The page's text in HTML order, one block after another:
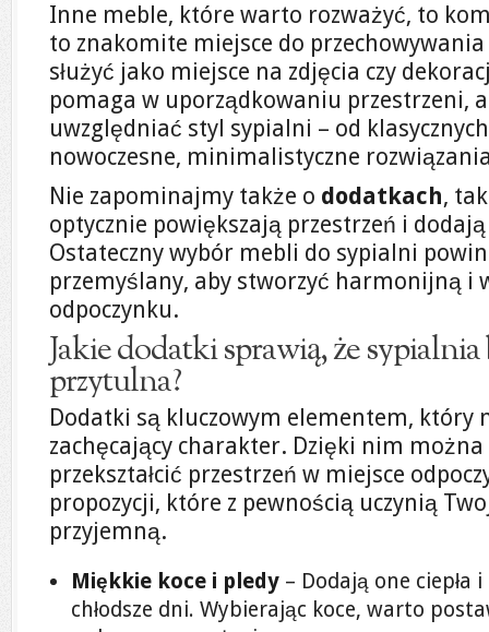
Inne meble, które warto rozważyć, to
to znakomite miejsce do
służyć jako miejsce na zdjęcia czy
pomaga w uporządkowaniu przestrzeni,
uwzględniać styl sypialni – od
nowoczesne, minimalistyczne
Nie zapominajmy także o dodatkach,
optycznie powiększają przestrzeń i
Ostateczny wybór mebli do sypialni
przemyślany, aby stworzyć harmonijną i
odpoczynku.
Jakie dodatki sprawią, że sypialnia
przytulna?
Dodatki są kluczowym elementem, który
zachęcający charakter. Dzięki nim
przekształcić przestrzeń w miejsce
propozycji, które z pewnością uczynią
przyjemną.
Miękkie koce i pledy – Dodają one ciepła
chłodsze dni. Wybierając koce, warto